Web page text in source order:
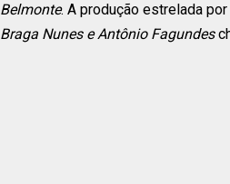
Belmonte. A produção estrelada por
Braga Nunes e Antônio Fagundes